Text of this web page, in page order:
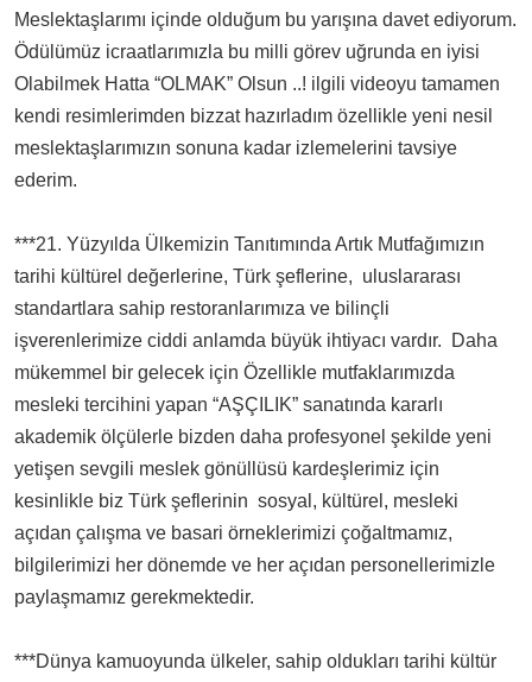
Meslektaşlarımı içinde olduğum bu yarışına davet ediyorum.
Ödülümüz icraatlarımızla bu milli görev uğrunda en iyisi
Olabilmek Hatta “OLMAK” Olsun ..! ilgili videoyu tamamen
kendi resimlerimden bizzat hazırladım özellikle yeni nesil
meslektaşlarımızın sonuna kadar izlemelerini tavsiye
ederim.
***21. Yüzyılda Ülkemizin Tanıtımında Artık Mutfağımızın
tarihi kültürel değerlerine, Türk şeflerine, uluslararası
standartlara sahip restoranlarımıza ve bilinçli
işverenlerimize ciddi anlamda büyük ihtiyacı vardır. Daha
mükemmel bir gelecek için Özellikle mutfaklarımızda
mesleki tercihini yapan “AŞÇILIK” sanatında kararlı
akademik ölçülerle bizden daha profesyonel şekilde yeni
yetişen sevgili meslek gönüllüsü kardeşlerimiz için
kesinlikle biz Türk şeflerinin sosyal, kültürel, mesleki
açıdan çalışma ve basari örneklerimizi çoğaltmamız,
bilgilerimizi her dönemde ve her açıdan personellerimizle
paylaşmamız gerekmektedir.
***Dünya kamuoyunda ülkeler, sahip oldukları tarihi kültür